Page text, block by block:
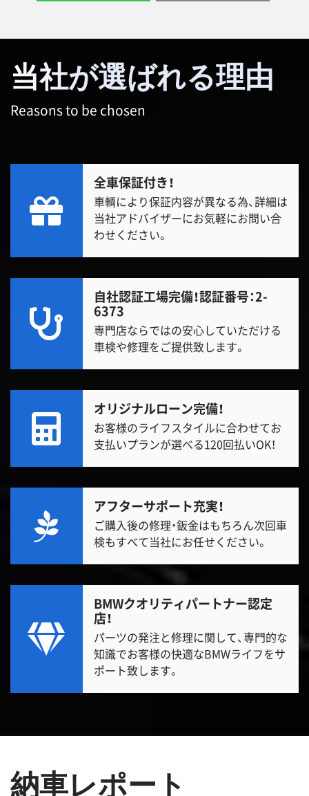
当社が選ばれる理由
Reasons to be chosen
全車保証付き！
車輌により保証内容が異なる為、詳細は
当社アドバイザーにお気軽にお問い合
わせください。
自社認証工場完備！認証番号：2-
6373
専門店ならではの安心していただける
車検や修理をご提供致します。
オリジナルローン完備！
お客様のライフスタイルに合わせてお
支払いプランが選べる120回払いOK！
アフターサポート充実！
ご購入後の修理・鈑金はもちろん次回車
検もすべて当社にお任せください。
BMWクオリティパートナー認定
店！
パーツの発注と修理に関して、専門的な
知識でお客様の快適なBMWライフをサ
ポート致します。
納車レポート